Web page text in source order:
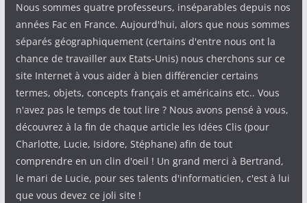
Nous sommes quatre professeurs, inséparables depuis nos
années Fac en France. Aujourd'hui, alors que nous sommes
séparés géographiquement (certains d'entre nous ont la
chance de travailler aux Etats-Unis) nous cherchons sur ce
site Internet à vous aider à bien différencier certains
termes, objets, concepts français et américains etc.. Vous
n'avez pas le temps de tout lire ? Nous avons pensé à vous,
découvrez à la fin de chaque article les Idées Clis (pour
Charlotte, Lucie, Isidore, Stéphane) afin de tout
comprendre en un clin d'oeil ! Un grand merci à Bertrand,
le mari de Lucie, pour ses talents d'informaticien, c'est à lui
que vous devez ce joli site !